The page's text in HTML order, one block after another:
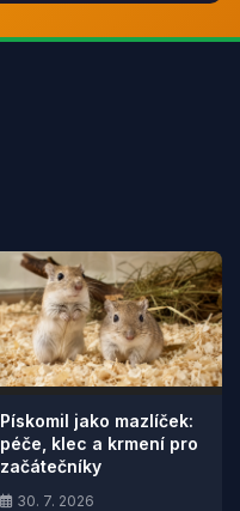
Pískomil jako mazlíček:
péče, klec a krmení pro
začátečníky
30. 7. 2026